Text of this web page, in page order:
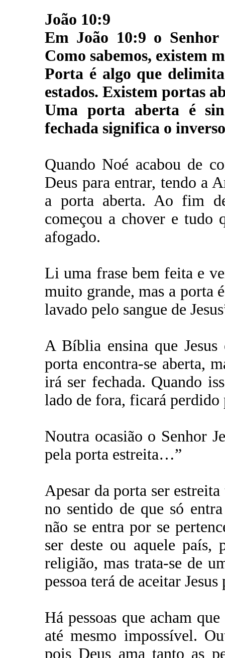
João 10:9
Em João 10:9 o
Como sabemos, existem
Porta é algo que
estados. Existem portas
Uma porta aberta é
fechada significa o
Quando Noé acabou de
Deus para entrar, tendo a
a porta aberta. Ao fim
começou a chover e tudo
afogado.
Li uma frase bem feita e
muito grande, mas a porta
lavado pelo sangue de
A Bíblia ensina que
porta encontra-se aberta,
irá ser fechada. Quando
lado de fora, ficará perdido
Noutra ocasião o Senhor
pela porta estreita…”
Apesar da porta ser
no sentido de que só
não se entra por se
ser deste ou aquele país,
religião, mas trata-se de
pessoa terá de aceitar Jesus
Há pessoas que acham
até mesmo impossível.
pois Deus ama tanto as